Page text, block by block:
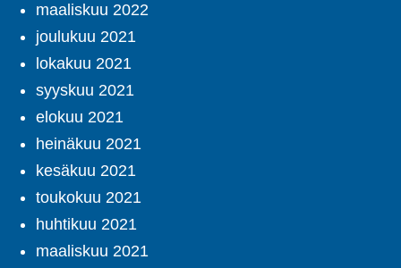
maaliskuu 2022
joulukuu 2021
lokakuu 2021
syyskuu 2021
elokuu 2021
heinäkuu 2021
kesäkuu 2021
toukokuu 2021
huhtikuu 2021
maaliskuu 2021